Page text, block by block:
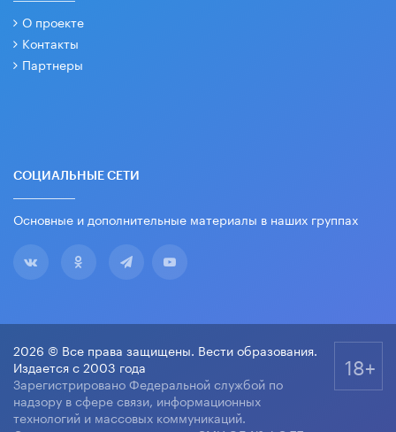
О проекте
Контакты
Партнеры
СОЦИАЛЬНЫЕ СЕТИ
Основные и дополнительные материалы в наших группах
2026 © Все права защищены. Вести образования.
Издается с 2003 года
Зарегистрировано Федеральной службой по
надзору в сфере связи, информационных
технологий и массовых коммуникаций.
18+